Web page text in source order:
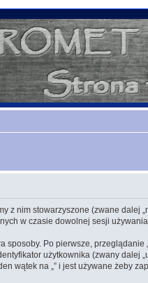
z nim stowarzyszone (zwane dalej
w czasie dowolnej sesji
sposoby. Po pierwsze,
użytkownika (zwany dalej
wątek na „” i jest używane żeby